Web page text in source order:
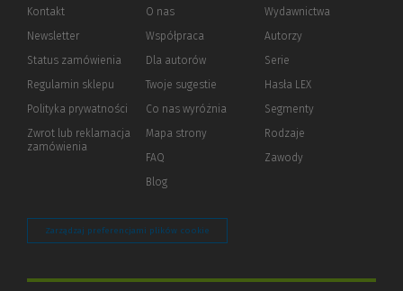
Kontakt
Newsletter
Status zamówienia
Regulamin sklepu
Polityka prywatności (Nowe
(Link
innej
Zwrot lub reklamacja
zamówienia
O nas
Współpraca
Dla autorów(Nowe
(Link
innej
strony)
Twoje sugestie
Co nas wyróżnia
Mapa strony
FAQ
Blog
Wydawnictwa
Autorzy
Serie
Hasła LEX
Segmenty
Rodzaje
Zawody
Zarządzaj preferencjami plików cookie